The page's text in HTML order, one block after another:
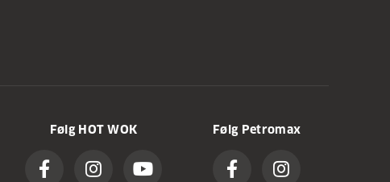
Følg HOT WOK Følg Petromax